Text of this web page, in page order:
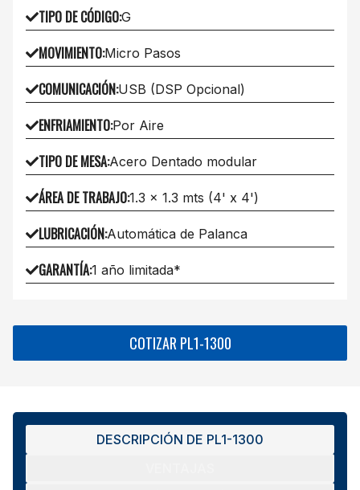
TIPO DE CÓDIGO:G
MOVIMIENTO:Micro Pasos
COMUNICACIÓN:USB (DSP Opcional)
ENFRIAMIENTO:Por Aire
TIPO DE MESA:Acero Dentado modular
ÁREA DE TRABAJO:1.3 x 1.3 mts (4' x 4')
LUBRICACIÓN:Automática de Palanca
GARANTÍA:1 año limitada*
COTIZAR PL1-1300
DESCRIPCIÓN DE PL1-1300